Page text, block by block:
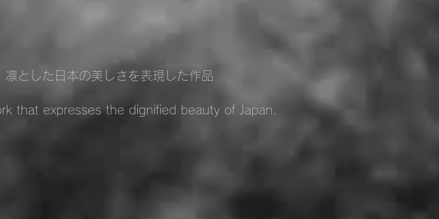
凛とした日本の美しさを表現した作品
that expresses the dignified beauty of Japan.